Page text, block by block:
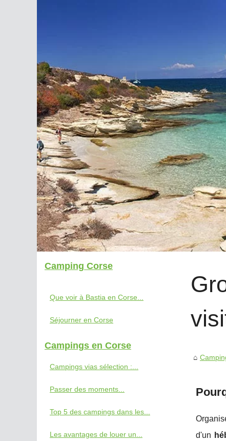
d'un
Camping Corse
Que voir à Bastia en Corse...
Séjourner en Corse
Campings en Corse
Campings vias sélection :...
Passer des moments...
Top 5 des campings dans les...
Les avantages de louer un...